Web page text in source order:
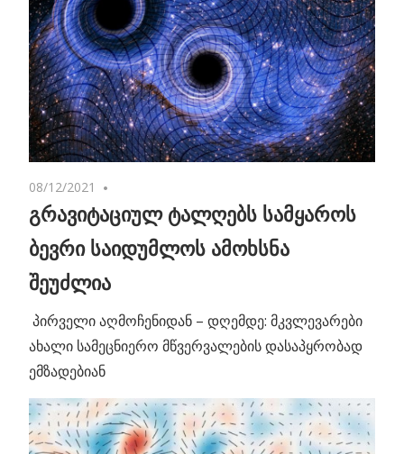
08/12/2021
გრავიტაციულ ტალღებს სამყაროს
ბევრი საიდუმლოს ამოხსნა
შეუძლია
პირველი აღმოჩენიდან – დღემდე: მკვლევარები
ახალი სამეცნიერო მწვერვალების დასაპყრობად
ემზადებიან